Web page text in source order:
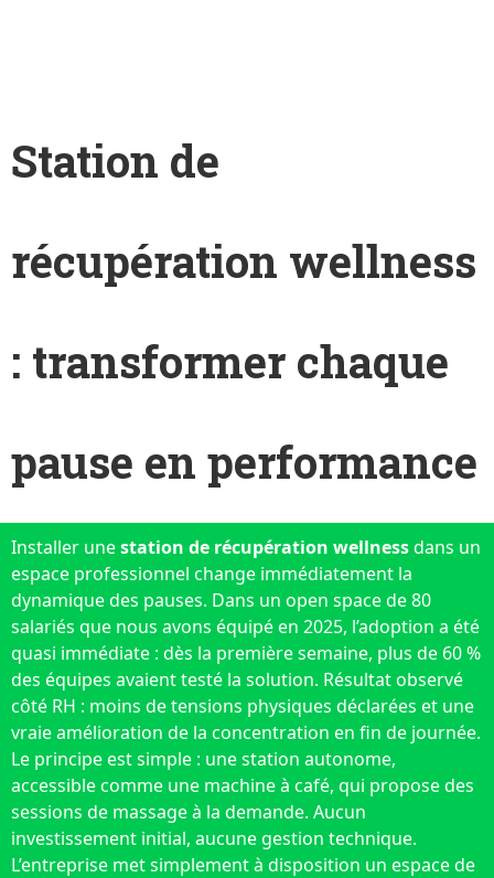
Station de
récupération wellness
: transformer chaque
pause en performance
Installer unestation de récupération wellnessdans un
espace professionnel change immédiatement la
dynamique des pauses. Dans un open space de 80
salariés que nous avons équipé en 2025, l’adoption a été
quasi immédiate : dès la première semaine, plus de 60 %
des équipes avaient testé la solution. Résultat observé
côté RH : moins de tensions physiques déclarées et une
vraie amélioration de la concentration en fin de journée.
Le principe est simple : une station autonome,
accessible comme une machine à café, qui propose des
sessions de massage à la demande. Aucun
investissement initial, aucune gestion technique.
L’entreprise met simplement à disposition un espace de